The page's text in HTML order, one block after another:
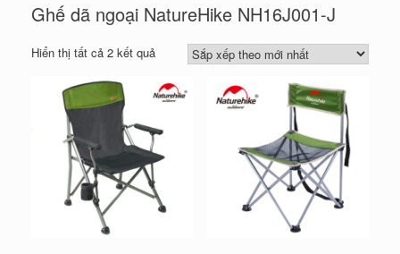
Ghế dã ngoại NatureHike NH16J001-J
Hiển thị tất cả 2 kết quảĐã
xếp
theo
nhất